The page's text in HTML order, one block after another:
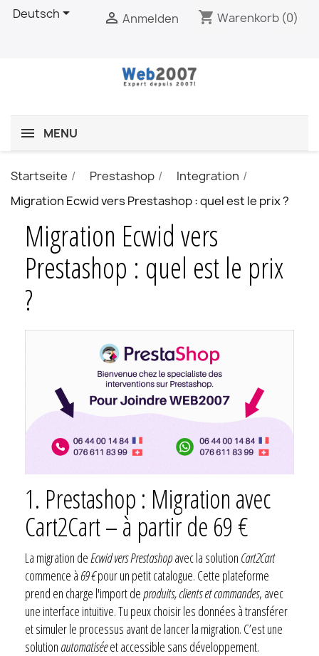
Deutsch  Anmelden shopping_cart Warenkorb (0)
MENU
Startseite Prestashop
Integration
Migration Ecwid vers Prestashop : quel est le prix ?
Migration Ecwid vers
Prestashop : quel est le prix
?
1. Prestashop : Migration avec
Cart2Cart – à partir de 69 €
La migration deEcwid vers Prestashopavec la solution Cart2Cart
commence à 69 €pour un petit catalogue. Cette plateforme
prend en charge l'import deproduits, clients et commandes, avec
une interface intuitive. Tu peux choisir les données à transférer
et simuler le processus avant de lancer la migration. C’est une
solution automatiséeet accessible sans développement.